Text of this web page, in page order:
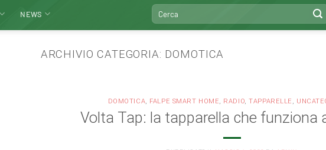
NEWS
Cerca:
ARCHIVIO CATEGORIA: DOMOTICA
DOMOTICA, FALPE SMART HOME, RADIO,TAPPARELLE ,
Volta Tap: la tapparella che funziona